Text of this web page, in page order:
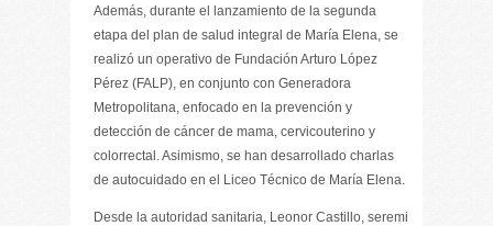
Además, durante el lanzamiento de la segunda
etapa del plan de salud integral de María Elena, se
realizó un operativo de Fundación Arturo López
Pérez (FALP), en conjunto con Generadora
Metropolitana, enfocado en la prevención y
detección de cáncer de mama, cervicouterino y
colorrectal. Asimismo, se han desarrollado charlas
de autocuidado en el Liceo Técnico de María Elena.
Desde la autoridad sanitaria, Leonor Castillo, seremi